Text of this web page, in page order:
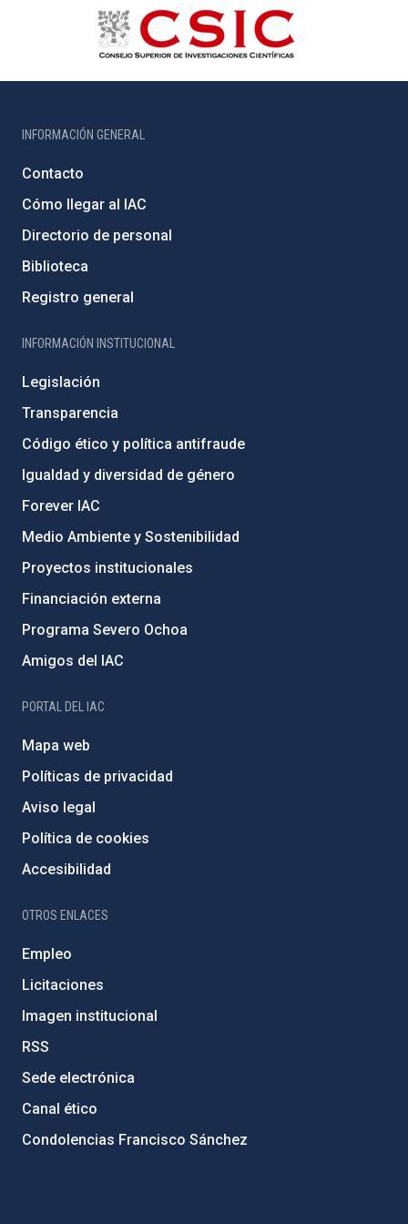
INFORMACIÓN GENERAL
Contacto
Cómo llegar al IAC
Directorio de personal
Biblioteca
Registro general
INFORMACIÓN INSTITUCIONAL
Legislación
Transparencia
Código ético y política antifraude
Igualdad y diversidad de género
Forever IAC
Medio Ambiente y Sostenibilidad
Proyectos institucionales
Financiación externa
Programa Severo Ochoa
Amigos del IAC
PORTAL DEL IAC
Mapa web
Políticas de privacidad
Aviso legal
Política de cookies
Accesibilidad
OTROS ENLACES
Empleo
Licitaciones
Imagen institucional
RSS
Sede electrónica
Canal ético
Condolencias Francisco Sánchez